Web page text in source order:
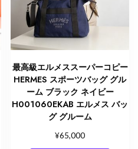
最高級エルメススーパーコピー
HERMES スポーツバッグ グル
ーム ブラック ネイビー
H001060EKAB エルメス バッ
グ グルーム
¥65,000